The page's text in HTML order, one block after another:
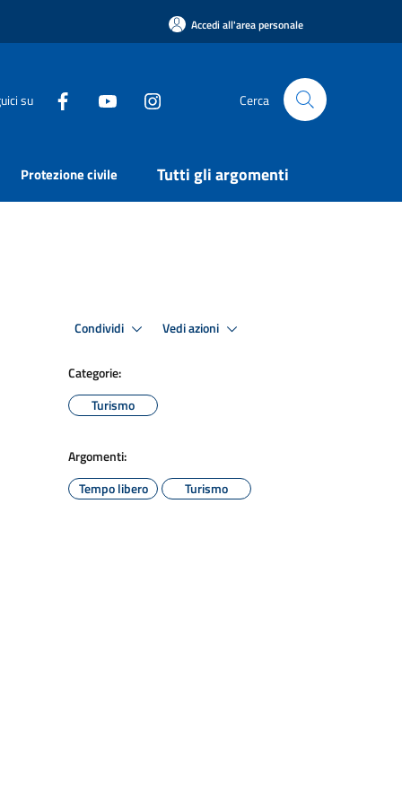
Accedi all'area personale
su Cerca
Protezione civile Tutti gli argomenti
Condividi Vedi azioni
Categorie:
Turismo
Argomenti:
Tempo libero
Turismo